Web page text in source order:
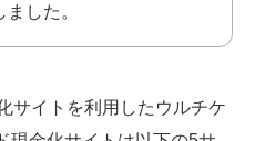
した。
サイトを利用したウルチケ